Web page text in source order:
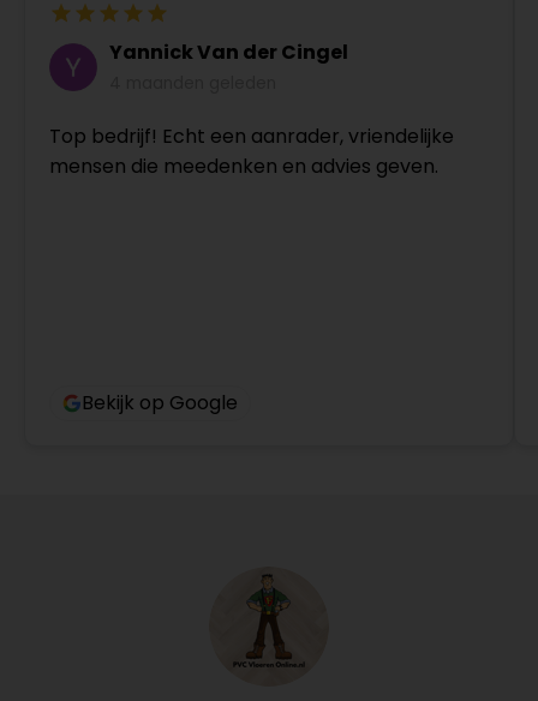
Yannick Van der Cingel
Top bedrijf! Echt een aanrader, vriendelijke
mensen die meedenken en advies geven.
Bekijk op Google